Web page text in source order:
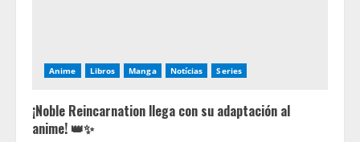
Anime Libros Manga Notícias Series
¡Noble Reincarnation llega con su adaptación al
anime! 👑✨